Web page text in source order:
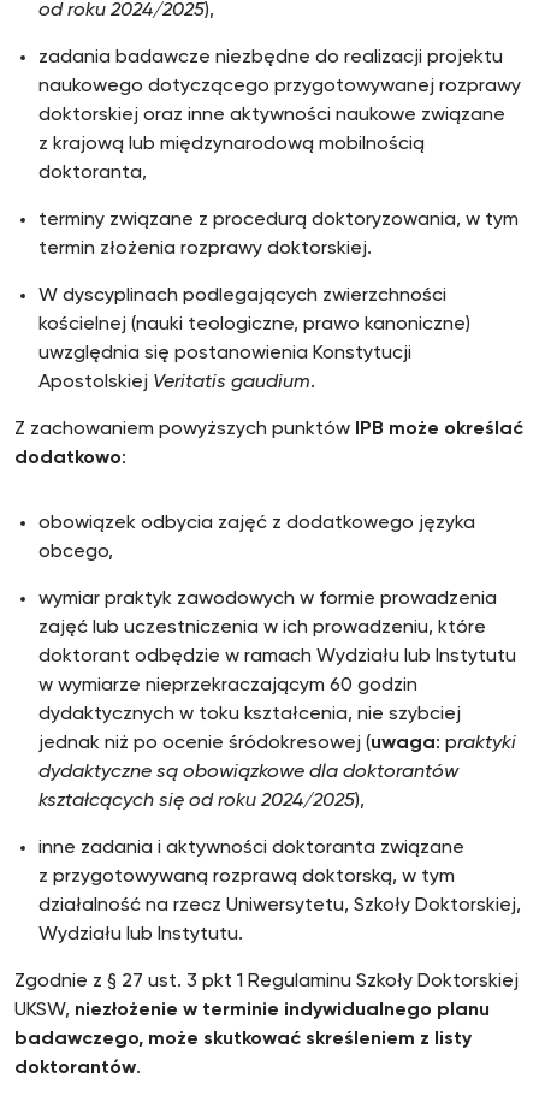
od roku 2024/2025),
zadania badawcze niezbędne do realizacji projektu
naukowego dotyczącego przygotowywanej rozprawy
doktorskiej oraz inne aktywności naukowe związane
z krajową lub międzynarodową mobilnością
doktoranta,
terminy związane z procedurą doktoryzowania, w tym
termin złożenia rozprawy doktorskiej.
W dyscyplinach podlegających zwierzchności
kościelnej (nauki teologiczne, prawo kanoniczne)
uwzględnia się postanowienia Konstytucji
Apostolskiej Veritatis gaudium.
Z zachowaniem powyższych punktów
IPB może określać
dodatkowo:
obowiązek odbycia zajęć z dodatkowego języka
obcego,
wymiar praktyk zawodowych w formie prowadzenia
zajęć lub uczestniczenia w ich prowadzeniu, które
doktorant odbędzie w ramach Wydziału lub Instytutu
w wymiarze nieprzekraczającym 60 godzin
dydaktycznych w toku kształcenia, nie szybciej
jednak niż po ocenie śródokresowej (uwaga: praktyki
dydaktyczne są obowiązkowe dla doktorantów
kształcących się od roku 2024/2025),
inne zadania i aktywności doktoranta związane
z przygotowywaną rozprawą doktorską, w tym
działalność na rzecz Uniwersytetu, Szkoły Doktorskiej,
Wydziału lub Instytutu.
Zgodnie z § 27 ust. 3 pkt 1 Regulaminu Szkoły Doktorskiej
UKSW, niezłożenie w terminie indywidualnego planu
badawczego, może skutkować skreśleniem z listy
doktorantów.